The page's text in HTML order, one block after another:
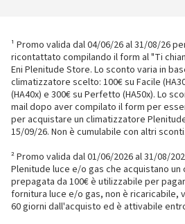
¹ Promo valida dal 04/06/26 al 31/08/26
ricontattato compilando il form al "Ti
Eni Plenitude Store. Lo sconto varia in
climatizzatore scelto: 100€ su Facile
(HA40x) e 300€ su Perfetto (HA50x). Lo
mail dopo aver compilato il form per
per acquistare un climatizzatore
15/09/26. Non è cumulabile con altri sconti.
² Promo valida dal 01/06/2026 al 31/08/
Plenitude luce e/o gas che acquistano un
prepagata da 100€ è utilizzabile per
fornitura luce e/o gas, non è ricaricabile,
60 giorni dall'acquisto ed è attivabile